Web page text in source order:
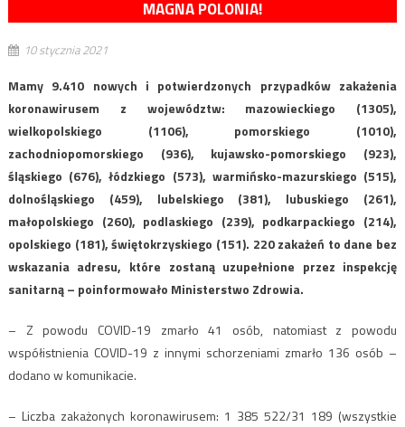
MAGNA POLONIA!
10 stycznia 2021
Mamy 9.410 nowych i potwierdzonych przypadków zakażenia
koronawirusem z województw: mazowieckiego (1305),
wielkopolskiego (1106), pomorskiego (1010),
zachodniopomorskiego (936), kujawsko-pomorskiego (923),
śląskiego (676), łódzkiego (573), warmińsko-mazurskiego (515),
dolnośląskiego (459), lubelskiego (381), lubuskiego (261),
małopolskiego (260), podlaskiego (239), podkarpackiego (214),
opolskiego (181), świętokrzyskiego (151). 220 zakażeń to dane bez
wskazania adresu, które zostaną uzupełnione przez inspekcję
sanitarną – poinformowało Ministerstwo Zdrowia.
– Z powodu COVID-19 zmarło 41 osób, natomiast z powodu
współistnienia COVID-19 z innymi schorzeniami zmarło 136 osób –
dodano w komunikacie.
– Liczba zakażonych koronawirusem: 1 385 522/31 189 (wszystkie